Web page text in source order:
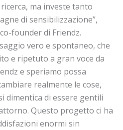
ma investe tanto
di sensibilizzazione”,
founder di Friendz.
vero e spontaneo, che
e ripetuto a gran voce da
e speriamo possa
realmente le cose,
dimentica di essere gentili
Questo progetto ci ha
enormi sin